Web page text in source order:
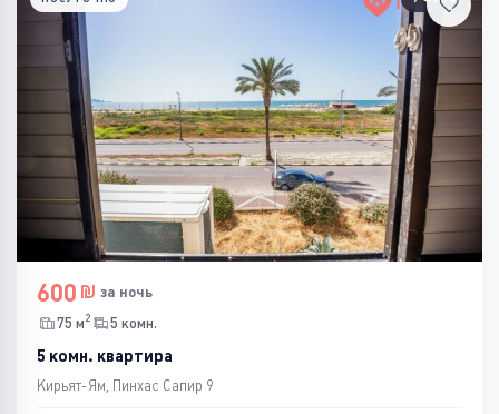
600
за ночь
75 м2 5 комн.
5 комн. квартира
Кирьят-Ям, Пинхас Сапир 9